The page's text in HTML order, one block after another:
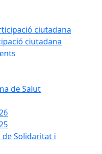
ciutadana
ciutadana
de Salut
Solidaritat i